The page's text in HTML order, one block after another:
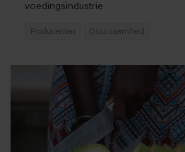
voedingsindustrie
Producenten Duurzaamheid